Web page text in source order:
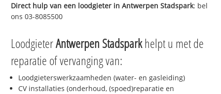
Direct hulp van een loodgieter inAntwerpen Stadspark: bel
ons 03-8085500
LoodgieterAntwerpen Stadsparkhelpt u met de
reparatie of vervanging van:
Loodgieterswerkzaamheden (water- en gasleiding)
CV installaties (onderhoud, (spoed)reparatie en